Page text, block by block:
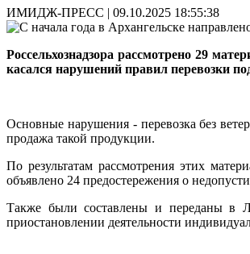
ИМИДЖ-ПРЕСС | 09.10.2025 18:55:38
Россельхознадзора рассмотрено 29
касался нарушений правил перевозки
Основные нарушения - перевозка без
продажа такой продукции.
По результатам рассмотрения этих
объявлено 24 предостережения о
Также были составлены и переданы в
приостановлении деятельности